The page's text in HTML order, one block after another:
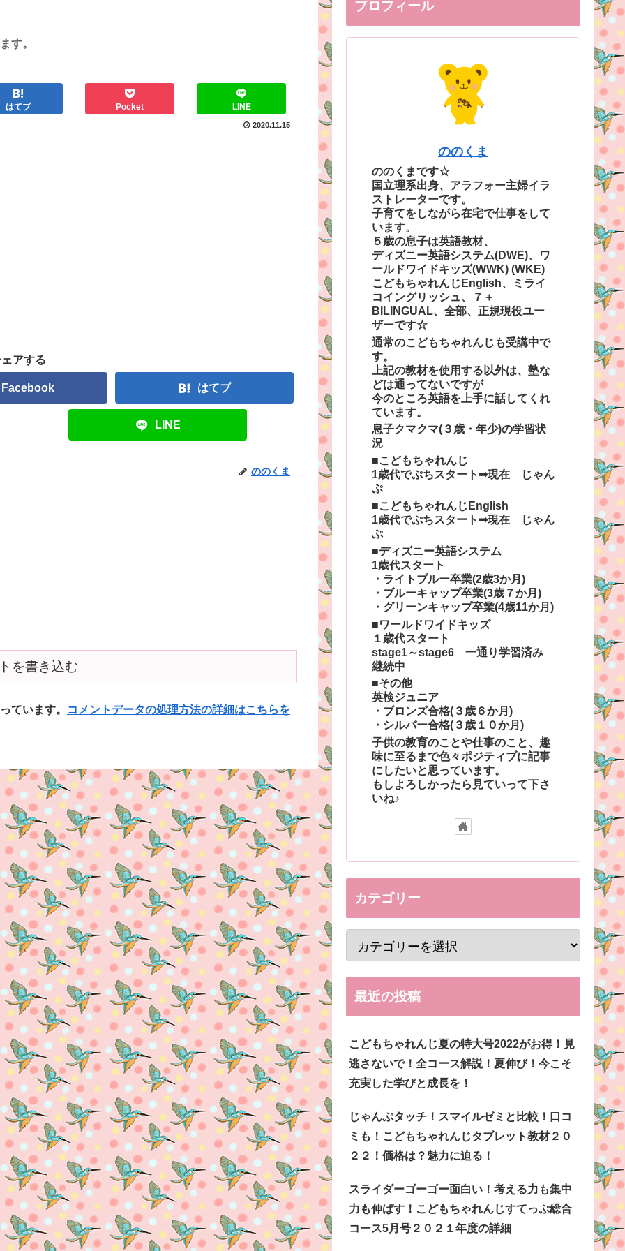
す。
はてブ Pocket LINE
2020.11.15
アする
Facebook はてブ
LINE
ののくま
を書き込む
ています。 コメントデータの処理方法の詳細はこちらを
プロフィール
ののくま
ののくまです☆
国立理系出身、アラフォー主婦イラ
ストレーターです。
子育てをしながら在宅で仕事をして
います。
５歳の息子は英語教材、
ディズニー英語システム(DWE)、ワ
ールドワイドキッズ(WWK) (WKE)
こどもちゃれんじEnglish、ミライ
コイングリッシュ、７＋
BILINGUAL、全部、正規現役ユー
ザーです☆
通常のこどもちゃれんじも受講中で
す。
上記の教材を使用する以外は、塾な
どは通ってないですが
今のところ英語を上手に話してくれ
ています。
息子クマクマ(３歳・年少)の学習状
況
■こどもちゃれんじ
1歳代でぷちスタート➡現在 じゃん
ぷ
■こどもちゃれんじEnglish
1歳代でぷちスタート➡現在 じゃん
ぷ
■ディズニー英語システム
1歳代スタート
・ライトブルー卒業(2歳3か月)
・ブルーキャップ卒業(3歳７か月)
・グリーンキャップ卒業(4歳11か月)
■ワールドワイドキッズ
１歳代スタート
stage1～stage6 一通り学習済み
継続中
■その他
英検ジュニア
・ブロンズ合格(３歳６か月)
・シルバー合格(３歳１０か月)
子供の教育のことや仕事のこと、趣
味に至るまで色々ポジティブに記事
にしたいと思っています。
もしよろしかったら見ていって下さ
いね♪
カテゴリー
最近の投稿
こどもちゃれんじ夏の特大号2022がお得！見
逃さないで！全コース解説！夏伸び！今こそ
充実した学びと成長を！
じゃんぷタッチ！スマイルゼミと比較！口コ
ミも！こどもちゃれんじタブレット教材２０
２２！価格は？魅力に迫る！
スライダーゴーゴー面白い！考える力も集中
力も伸ばす！こどもちゃれんじすてっぷ総合
コース5月号２０２１年度の詳細